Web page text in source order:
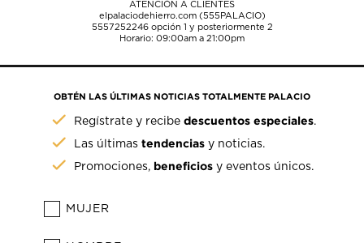
ATENCIÓN A CLIENTES
elpalaciodehierro.com (555PALACIO)
5557252246opción 1 y posteriormente 2
Horario: 09:00am a 21:00pm
OBTÉN LAS ÚLTIMAS NOTICIAS TOTALMENTE PALACIO
Regístrate y recibedescuentos especiales.
Las últimastendencias y noticias.
Promociones, beneficios y eventos únicos.
MUJER